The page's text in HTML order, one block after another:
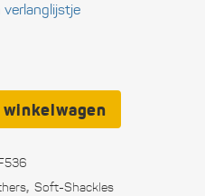
verlanglijstje
winkelwagen
, Soft-Shackles